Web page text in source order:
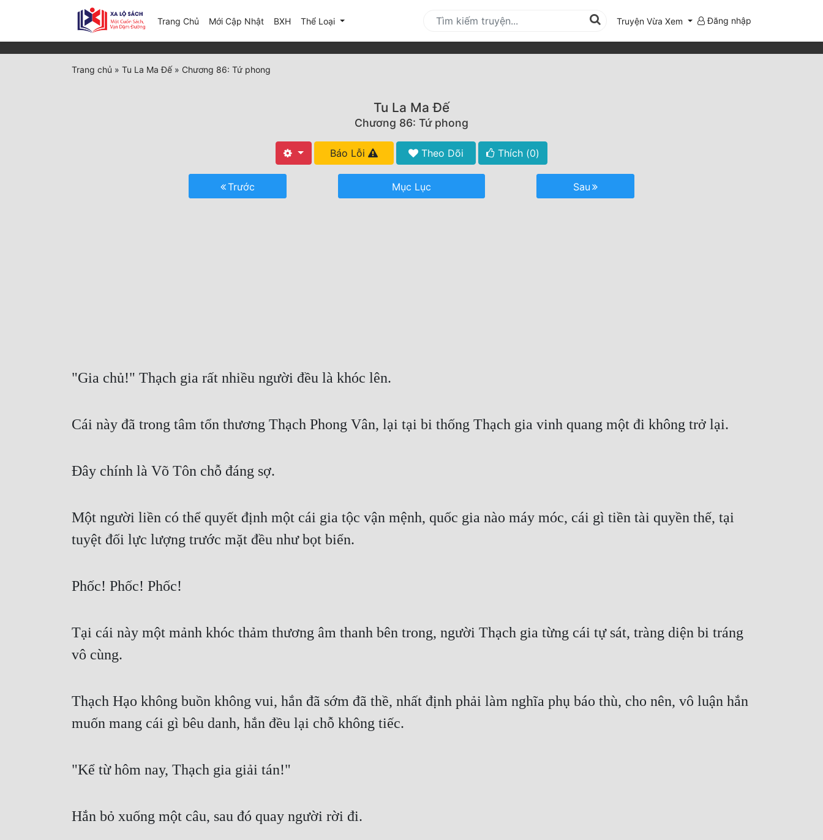
Trang Chủ Mới Cập Nhật(current)
BXH Thể Loại Truyện Vừa Xem Đăng nhập
Trang chủ » Tu La Ma Đế» Chương 86: Tứ phong
Tu La Ma Đế
Chương 86: Tứ phong
Báo Lỗi Theo Dõi Thích (0)
Trước Mục Lục Sau
"Gia chủ!" Thạch gia rất nhiều người đều là khóc lên.
Cái này đã trong tâm tổn thương Thạch Phong Vân, lại tại bi thống Thạch gia vinh quang một đi không trở lại.
Đây chính là Võ Tôn chỗ đáng sợ.
Một người liền có thể quyết định một cái gia tộc vận mệnh, quốc gia nào máy móc, cái gì tiền tài quyền thế, tại
tuyệt đối lực lượng trước mặt đều như bọt biển.
Phốc! Phốc! Phốc!
Tại cái này một mảnh khóc thảm thương âm thanh bên trong, người Thạch gia từng cái tự sát, tràng diện bi tráng
vô cùng.
Thạch Hạo không buồn không vui, hắn đã sớm đã thề, nhất định phải làm nghĩa phụ báo thù, cho nên, vô luận hắn
muốn mang cái gì bêu danh, hắn đều lại chỗ không tiếc.
"Kể từ hôm nay, Thạch gia giải tán!"
Hắn bỏ xuống một câu, sau đó quay người rời đi.